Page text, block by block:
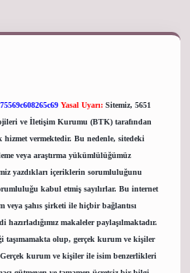
Yasal Uyarı: Sitemiz, 5651
ve İletişim Kurumu (BTK) tarafından
hizmet vermektedir. Bu nedenle, sitedeki
veya araştırma yükümlülüğümüz
yazdıkları içeriklerin sorumluluğunu
kabul etmiş sayılırlar. Bu internet
şahıs şirketi ile hiçbir bağlantısı
makaleler paylaşılmaktadır.
olup, gerçek kurum ve kişiler
Gerçek kurum ve kişiler ile isim benzerlikleri